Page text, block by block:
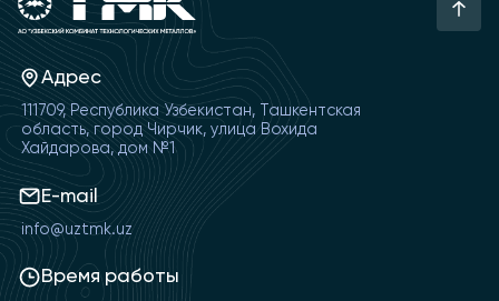
Адрес
111709, Республика Узбекистан, Ташкентская
область, город Чирчик, улица Вохида
Хайдарова, дом №1
E-mail
info@uztmk.uz
Время работы